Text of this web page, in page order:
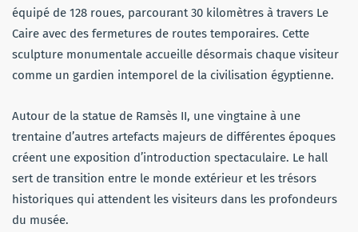
équipé de 128 roues, parcourant 30 kilomètres à travers Le
Caire avec des fermetures de routes temporaires. Cette
sculpture monumentale accueille désormais chaque visiteur
comme un gardien intemporel de la civilisation égyptienne.
Autour de la statue de Ramsès II, une vingtaine à une
trentaine d’autres artefacts majeurs de différentes époques
créent une exposition d’introduction spectaculaire. Le hall
sert de transition entre le monde extérieur et les trésors
historiques qui attendent les visiteurs dans les profondeurs
du musée.